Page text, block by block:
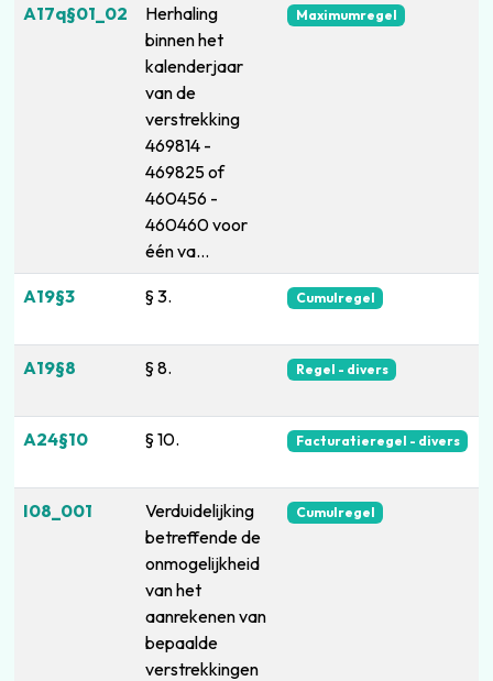
A17q§01_02
Herhaling
binnen het
kalenderjaar
van de
verstrekking
469814 -
469825 of
460456 -
460460 voor
één va...
Maximumregel
A19§3 § 3. Cumulregel
A19§8 § 8. Regel - divers
A24§10 § 10. Facturatieregel - divers
I08_001
Verduidelijking
betreffende de
onmogelijkheid
van het
aanrekenen van
bepaalde
verstrekkingen
Cumulregel